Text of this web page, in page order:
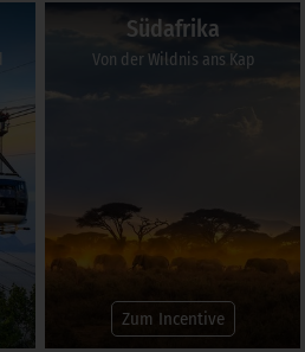
Südafrika
Von der Wildnis ans Kap
Zum Incentive